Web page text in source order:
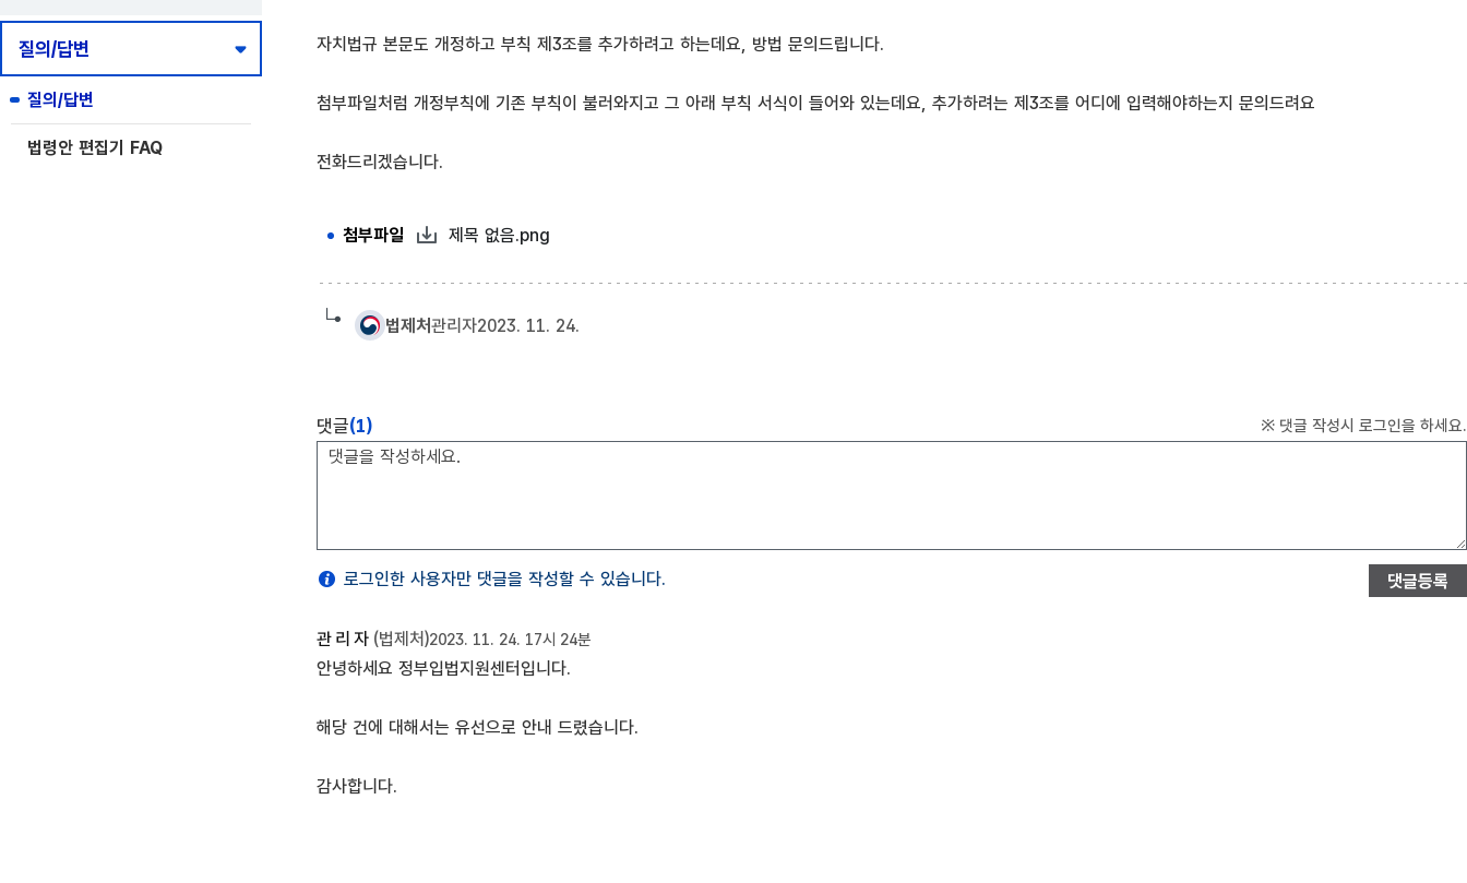
질의/답변
질의/답변
법령안 편집기 FAQ
자치법규 본문도 개정하고 부칙 제3조를 추가하려고 하는데요, 방법 문의드립니다.
첨부파일처럼 개정부칙에 기존 부칙이 불러와지고 그 아래 부칙 서식이 들어와 있는데요, 추가하려는 제3조를 어디에 입력해야하는지 문의드려요
전화드리겠습니다.
첨부파일 첨부파일 설명글 :
제목 없음.png
법제처관리자2023. 11. 24.
댓글(1) ※ 댓글 작성시 로그인을 하세요.
로그인한 사용자만 댓글을 작성할 수 있습니다. 댓글등록
관리자 (법제처)2023. 11. 24. 17시 24분
안녕하세요 정부입법지원센터입니다.
해당 건에 대해서는 유선으로 안내 드렸습니다.
감사합니다.